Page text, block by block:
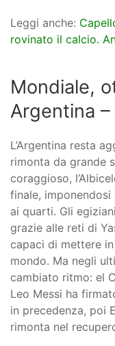
Leggi anche:
rovinato il calcio.
Mondiale,
Argentina
L’Argentina resta
rimonta da grande
coraggioso,
finale, imponendosi
ai quarti. Gli
grazie alle reti di
capaci di mettere
mondo. Ma negli
cambiato ritmo: el
Leo Messi ha
in precedenza, poi
rimonta nel